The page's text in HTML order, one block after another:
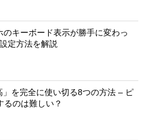
のキーボード表示が勝手に変わっ
定方法を解説
」を完全に使い切る8つの方法 – ピ
るのは難しい？